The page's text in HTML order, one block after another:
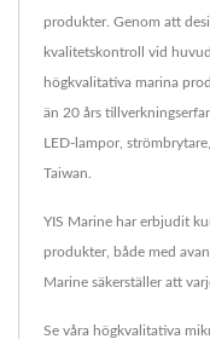
produkter. Genom att
kvalitetskontroll vid
högkvalitativa marina
än 20 års
LED-lampor,
Taiwan.
YIS Marine har erbjudit
produkter, både med
Marine säkerställer att
Se våra högkvalitativa